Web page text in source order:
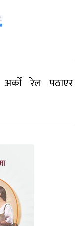
रेल पठाएर